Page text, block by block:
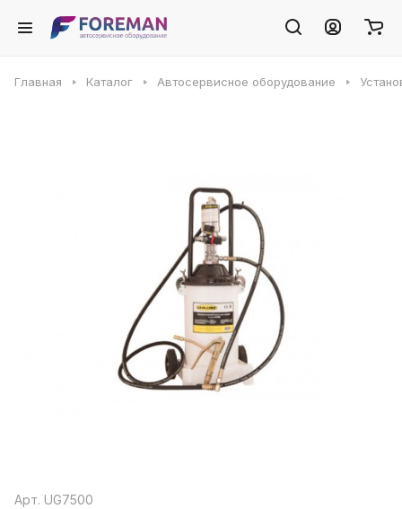
Главная Каталог Автосервисное оборудование
Арт. UG7500